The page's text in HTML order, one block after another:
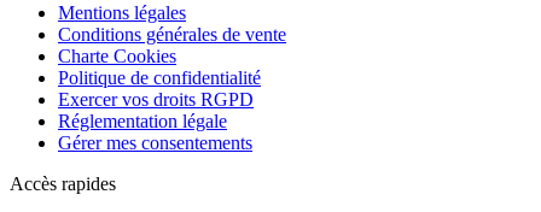
Mentions légales
Conditions générales de vente
Charte Cookies
Politique de confidentialité
Exercer vos droits RGPD
Réglementation légale
Gérer mes consentements
Accès rapides